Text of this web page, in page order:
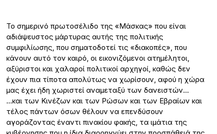
Το σημερινό πρωτοσέλιδο της «Μάσκας» που είναι
αδιάψευστος μάρτυρας αυτής της πολιτικής
συμφιλίωσης, που σηματοδοτεί τις «διακοπές», που
κάνουν αυτό τον καιρό, οι εικονιζόμενοι ατημέλητοι,
αξύριστοι και χαλαροί πολιτικοί αρχηγοί, καθώς δεν
έχουν πια τίποτα απολύτως να χωρίσουν, αφού η χώρα
μας έχει ήδη χωριστεί αναμεταξύ των δανειστών…
…και των Κινέζων και των Ρώσων και των Εβραίων και
τέλος πάντων όσων θέλουν να επενδύσουν
αγοράζοντας έναντι πινακίου φακής, τα ιμάτια της